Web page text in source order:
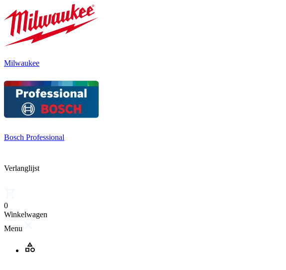
Milwaukee
Bosch Professional
Verlanglijst
0
Winkelwagen
Menu